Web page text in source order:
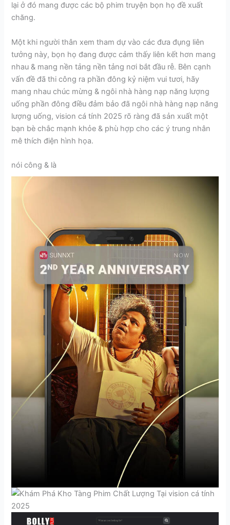
lại ở đó mang được các bộ phim truyện bọn họ đề xuất
chăng.
Một khi người thân xem tham dự vào các đưa đụng liên
tưởng này, bọn họ đang được cảm thấy liên kết hơn mang
nhau & mang nền tảng nền tảng nơi bắt đầu rễ. Bên cạnh
vấn đề đã thi công ra phần đông kỷ niệm vui tươi, hãy
mang nhau chúc mừng & ngôi nhà hàng nạp năng lượng
uống phần đông điều đảm bảo đã ngôi nhà hàng nạp năng
lượng uống, vision cá tính 2025 rõ ràng đã sản xuất một
bạn bè chắc mạnh khỏe & phù hợp cho các ý trung nhân
mê thích điện hình họa.
nói công & là